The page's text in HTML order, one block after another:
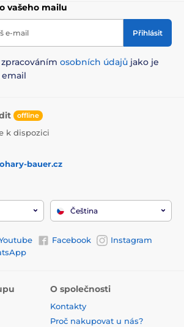
vašeho mailu
e-mail Přihlásit
osobních údajů jako je
offline
k dispozici
bauer.cz
Čeština
Facebook
Instagram
O společnosti
Kontakty
Proč nakupovat u nás?